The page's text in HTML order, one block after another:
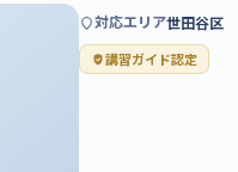
対応エリア世田谷区
講習ガイド認定